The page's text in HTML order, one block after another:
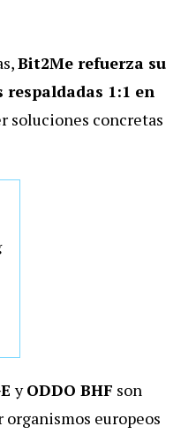
Bit2Me refuerza su
1:1 en
soluciones concretas
yODDO BHF son
europeos